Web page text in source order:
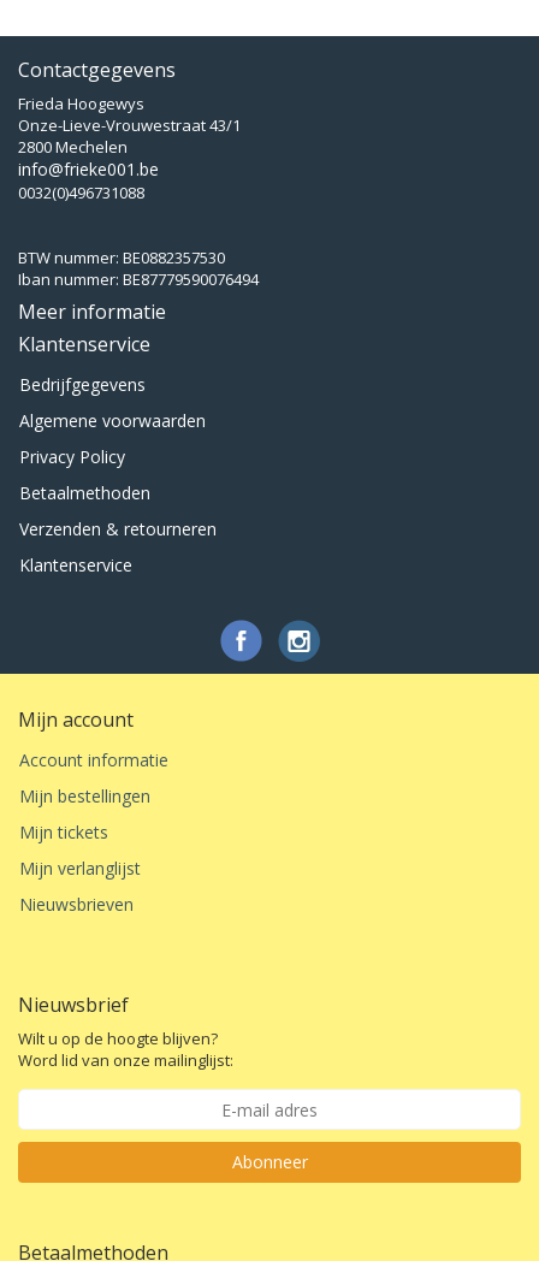
Contactgegevens
Frieda Hoogewys
Onze-Lieve-Vrouwestraat 43/1
2800 Mechelen
info@frieke001.be
0032(0)496731088
BTW nummer: BE0882357530
Iban nummer: BE87779590076494
Meer informatie
Klantenservice
Bedrijfgegevens
Algemene voorwaarden
Privacy Policy
Betaalmethoden
Verzenden & retourneren
Klantenservice
Mijn account
Account informatie
Mijn bestellingen
Mijn tickets
Mijn verlanglijst
Nieuwsbrieven
Nieuwsbrief
Wilt u op de hoogte blijven?
Word lid van onze mailinglijst:
Abonneer
Betaalmethoden